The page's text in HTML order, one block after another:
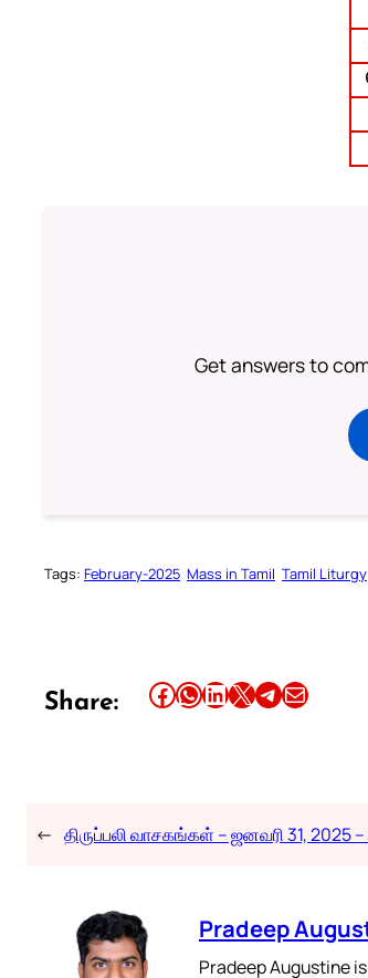
Get answers to
Tags: February-2025 Mass in Tamil Tamil Liturgy
Share: Share this article on Facebook Share this article on WhatsApp Share this article on LinkedIn Share this article on X Share this article on TelegramEmail this Article
← திருப்பலி வாசகங்கள் – ஜனவரி 31, 2025
Pradeep
Pradeep Augustine